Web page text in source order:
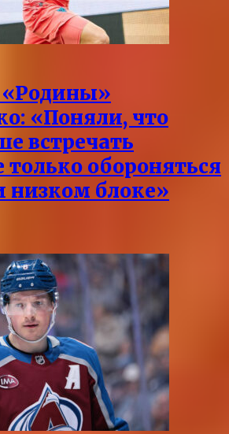
«Поняли, что
встречать
только обороняться
низком блоке»